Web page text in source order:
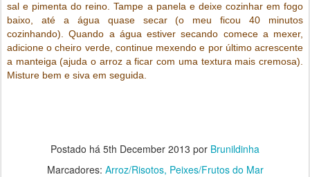
sal e pimenta do reino. Tampe a panela e deixe cozinhar em fogo
baixo, até a água quase secar (o meu ficou 40 minutos
cozinhando). Quando a água estiver secando comece a mexer,
adicione o cheiro verde, continue mexendo e por último acrescente
a manteiga (ajuda o arroz a ficar com uma textura mais cremosa).
Misture bem e siva em seguida.
Postado há 5th December 2013 por Brunildinha
Marcadores: Arroz/Risotos Peixes/Frutos do Mar